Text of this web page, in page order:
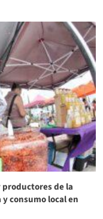
de la
consumo local en